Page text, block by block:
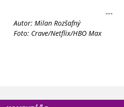
---
Autor: Milan Rozšafný
Foto: Crave/Netflix/HBO Max